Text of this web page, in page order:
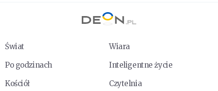
Świat
Wiara
Po godzinach
Inteligentne życie
Kościół
Czytelnia